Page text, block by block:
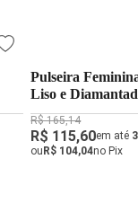
Pulseira
Liso e
R$ 165,14
R$ 115,60em até
ouR$ 104,04no Pix